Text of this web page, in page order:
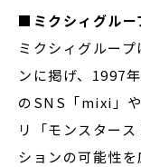
■ミクシィグルー
ミクシィグルー
ンに掲げ、1997
のSNS「mixi」
リ「モンスター
ションの可能性